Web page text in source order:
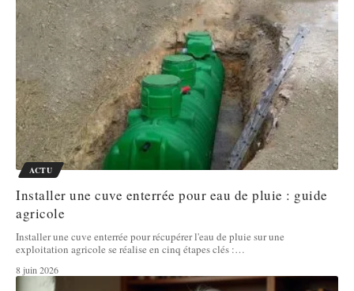
ACTU
Installer une cuve enterrée pour eau de pluie : guide
agricole
Installer une cuve enterrée pour récupérer l'eau de pluie sur une
exploitation agricole se réalise en cinq étapes clés :…
8 juin 2026